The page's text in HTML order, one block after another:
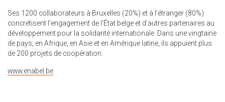
Ses 1200 collaborateurs à Bruxelles (20%) et à l’étranger (80%)
concrétisent l’engagement de l’État belge et d’autres partenaires au
développement pour la solidarité internationale. Dans une vingtaine
de pays, en Afrique, en Asie et en Amérique latine, ils appuient plus
de 200 projets de coopération.
www.enabel.be